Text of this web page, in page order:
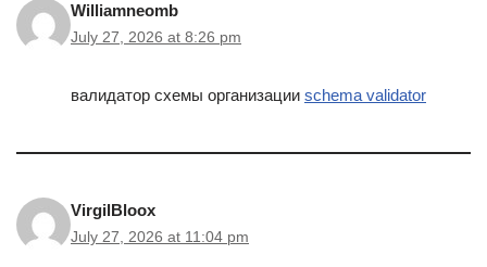
Williamneomb
July 27, 2026 at 8:26 pm
валидатор схемы организации schema validator
VirgilBloox
July 27, 2026 at 11:04 pm